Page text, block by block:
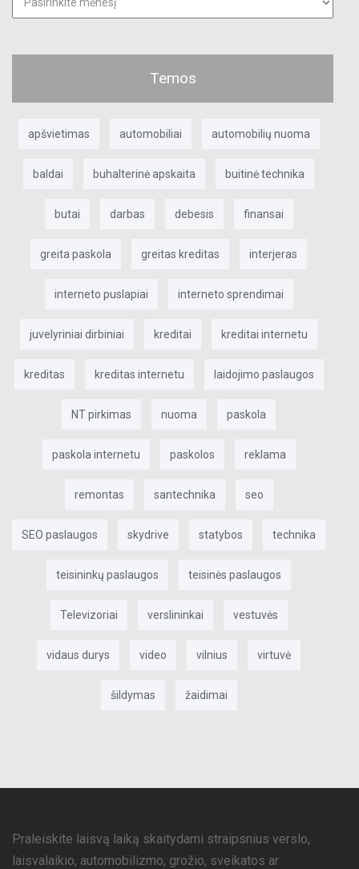
Temos
apšvietimas automobiliai automobilių nuoma
baldai buhalterinė apskaita buitinė technika
butai darbas debesis finansai
greita paskola greitas kreditas interjeras
interneto puslapiai interneto sprendimai
juvelyriniai dirbiniai kreditai kreditai internetu
kreditas kreditas internetu laidojimo paslaugos
NT pirkimas nuoma paskola
paskola internetu paskolos reklama
remontas santechnika seo
SEO paslaugos skydrive statybos technika
teisininkų paslaugos teisinės paslaugos
Televizoriai verslininkai vestuvės
vidaus durys video vilnius virtuvė
šildymas žaidimai
Praleiskite laisvą laiką skaitydami straipsnius verslo,
laisvalaikio, automobilizmo, grožio, sveikatos ar